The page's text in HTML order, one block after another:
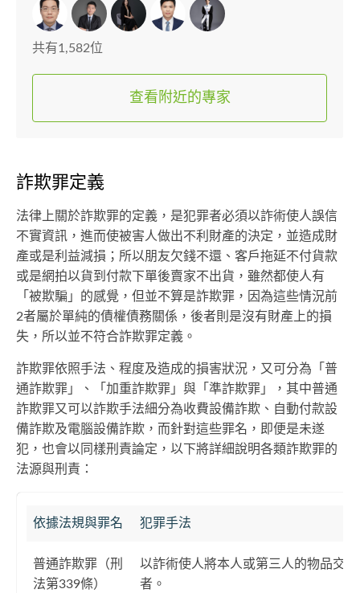
共有1,582位
查看附近的專家
詐欺罪定義
法律上關於詐欺罪的定義，是犯罪者必須以詐術使人誤信
不實資訊，進而使被害人做出不利財產的決定，並造成財
產或是利益減損；所以朋友欠錢不還、客戶拖延不付貨款
或是網拍以貨到付款下單後賣家不出貨，雖然都使人有
「被欺騙」的感覺，但並不算是詐欺罪，因為這些情況前
2者屬於單純的債權債務關係，後者則是沒有財產上的損
失，所以並不符合詐欺罪定義。
詐欺罪依照手法、程度及造成的損害狀況，又可分為「普
通詐欺罪」、「加重詐欺罪」與「準詐欺罪」，其中普通
詐欺罪又可以詐欺手法細分為收費設備詐欺、自動付款設
備詐欺及電腦設備詐欺，而針對這些罪名，即便是未遂
犯，也會以同樣刑責論定，以下將詳細說明各類詐欺罪的
法源與刑責：
依據法規與罪名 犯罪手法
普通詐欺罪（刑
法第339條）
以詐術使人將本人或第三人的物品交
者。